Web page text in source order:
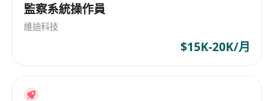
戶需求，擁有電信營運商、雲服務商同政府機構嘅
廣泛資源同合作經驗。
監察系統操作員
維迪科技
$15K-20K/月